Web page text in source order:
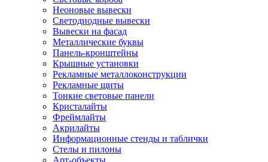
Неоновые вывески
Светодиодные вывески
Вывески на фасад
Металлические буквы
Панель-кронштейны
Крышные установки
Рекламные металлоконструкции
Рекламные щиты
Тонкие световые панели
Кристалайты
Фреймлайты
Акрилайты
Информационные стенды и таблички
Стелы и пилоны
Арт-объекты